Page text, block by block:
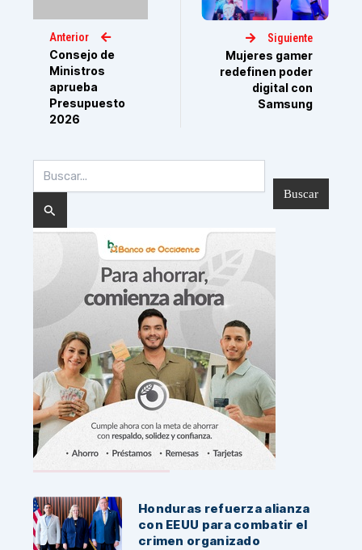
Anterior
Consejo de
Ministros
aprueba
Presupuesto
2026
Siguiente
Mujeres gamer
redefinen poder
digital con
Samsung
por:
Noticias Recientes:Honduras refuerza alianza
con EEUU para combatir el
crimen organizado